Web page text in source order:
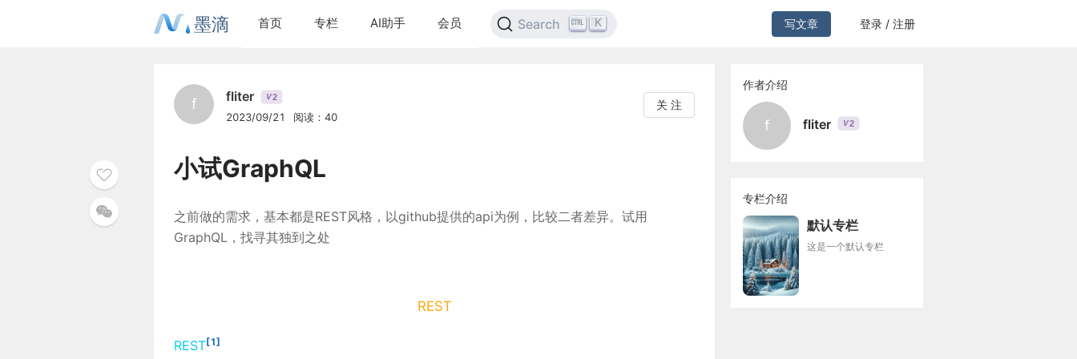
墨滴 首页 专栏 AI助手 会员 Search K 写文章 登录 / 注册
f fliter V2
2023/09/21 阅读：40
关 注
小试GraphQL
之前做的需求，基本都是REST风格，以github提供的api为例，比较二者差异。试用
GraphQL，找寻其独到之处
REST
REST[1]
作者介绍
f fliter V2
专栏介绍
默认专栏
这是一个默认专栏